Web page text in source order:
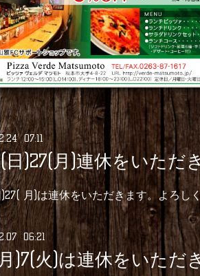
.24 07:11
日)27(月)連休をいただ
月)は連休をいただきます。よろし
.07 06:21
)7(火)は連休をいただ